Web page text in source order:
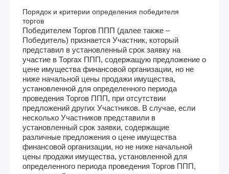
Порядок и критерии определения победителя
торгов
Победителем Торгов ППП (далее также –
Победитель) признается Участник, который
представил в установленный срок заявку на
участие в Торгах ППП, содержащую предложение о
цене имущества финансовой организации, но не
ниже начальной цены продажи имущества,
установленной для определенного периода
проведения Торгов ППП, при отсутствии
предложений других Участников. В случае, если
несколько Участников представили в
установленный срок заявки, содержащие
различные предложения о цене имущества
финансовой организации, но не ниже начальной
цены продажи имущества, установленной для
определенного периода проведения Торгов ППП,